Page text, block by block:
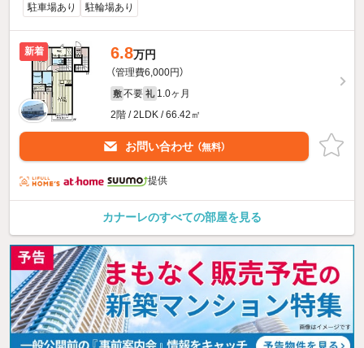
駐車場あり 駐輪場あり
新着 6.8万円
（管理費6,000円）
敷 不要 礼 1.0ヶ月
2階 / 2LDK / 66.42㎡
お問い合わせ （無料）
提供
カナーレのすべての部屋を見る